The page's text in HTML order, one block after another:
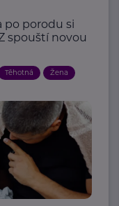
po porodu si
spouští novou
Těhotná Žena